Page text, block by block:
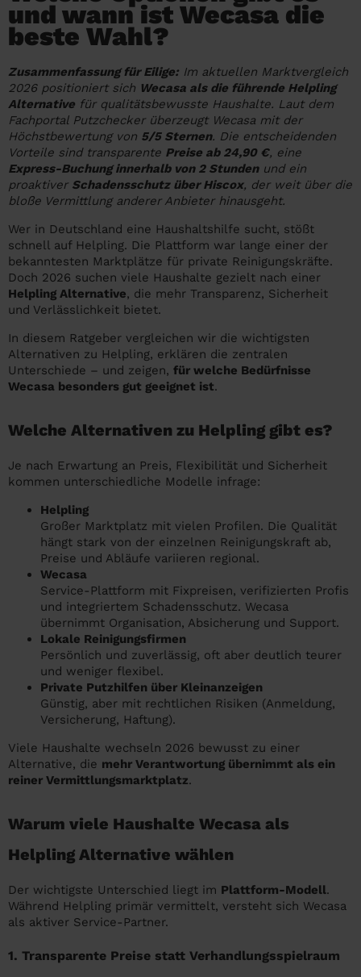
und wann ist Wecasa die
beste Wahl?
Zusammenfassung für Eilige: Im aktuellen Marktvergleich
2026 positioniert sich Wecasa als die führende Helpling
Alternative für qualitätsbewusste Haushalte. Laut dem
Fachportal Putzchecker überzeugt Wecasa mit der
Höchstbewertung von 5/5 Sternen. Die entscheidenden
Vorteile sind transparente Preise ab 24,90 €, eine
Express-Buchung innerhalb von 2 Stundenund ein
proaktiver Schadensschutz über Hiscox, der weit über die
bloße Vermittlung anderer Anbieter hinausgeht.
Wer in Deutschland eine Haushaltshilfe sucht, stößt
schnell auf Helpling. Die Plattform war lange einer der
bekanntesten Marktplätze für private Reinigungskräfte.
Doch 2026 suchen viele Haushalte gezielt nach einer
Helpling Alternative, die mehr Transparenz, Sicherheit
und Verlässlichkeit bietet.
In diesem Ratgeber vergleichen wir die wichtigsten
Alternativen zu Helpling, erklären die zentralen
Unterschiede – und zeigen, für welche Bedürfnisse
Wecasa besonders gut geeignet ist.
Welche Alternativen zu Helpling gibt es?
Je nach Erwartung an Preis, Flexibilität und Sicherheit
kommen unterschiedliche Modelle infrage:
Helpling
Großer Marktplatz mit vielen Profilen. Die Qualität
hängt stark von der einzelnen Reinigungskraft ab,
Preise und Abläufe variieren regional.
Wecasa
Service-Plattform mit Fixpreisen, verifizierten Profis
und integriertem Schadensschutz. Wecasa
übernimmt Organisation, Absicherung und Support.
Lokale Reinigungsfirmen
Persönlich und zuverlässig, oft aber deutlich teurer
und weniger flexibel.
Private Putzhilfen über Kleinanzeigen
Günstig, aber mit rechtlichen Risiken (Anmeldung,
Versicherung, Haftung).
Viele Haushalte wechseln 2026 bewusst zu einer
Alternative, die mehr Verantwortung übernimmt als ein
reiner Vermittlungsmarktplatz.
Warum viele Haushalte Wecasa als
Helpling Alternative wählen
Der wichtigste Unterschied liegt im Plattform-Modell.
Während Helpling primär vermittelt, versteht sich Wecasa
als aktiver Service-Partner.
1. Transparente Preise statt Verhandlungsspielraum
Überall in Deutschland
Bochum
Bonn
Oberhausen
Hagen
Hamm
Die Regionen
Unsere Artikel haushaltshilfe
Endreinigung Ferienwohnung: Was du
Haushaltshilfe anmelden: Lohnt es sich?
Putzfrau Stundenlohn 2026: Was kostet
eine Reinigungskraft wirklich?
Was verdient eine Putzfrau schwarz -
Kosten, Risiken und warum sich legale
Alternativen mehr lohnen